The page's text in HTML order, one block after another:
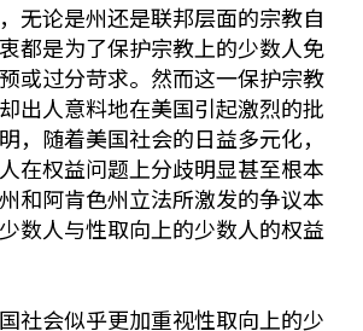
无论是州还是联邦层面的宗教自
都是为了保护宗教上的少数人免
或过分苛求。然而这一保护宗教
出人意料地在美国引起激烈的批
，随着美国社会的日益多元化，
在权益问题上分歧明显甚至根本
和阿肯色州立法所激发的争议本
数人与性取向上的少数人的权益
社会似乎更加重视性取向上的少